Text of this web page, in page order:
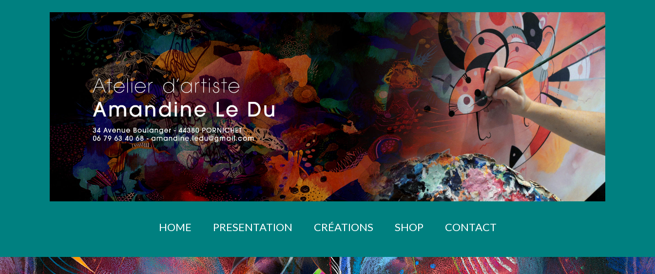
HOME PRESENTATION CRÉATIONS SHOP CONTACT